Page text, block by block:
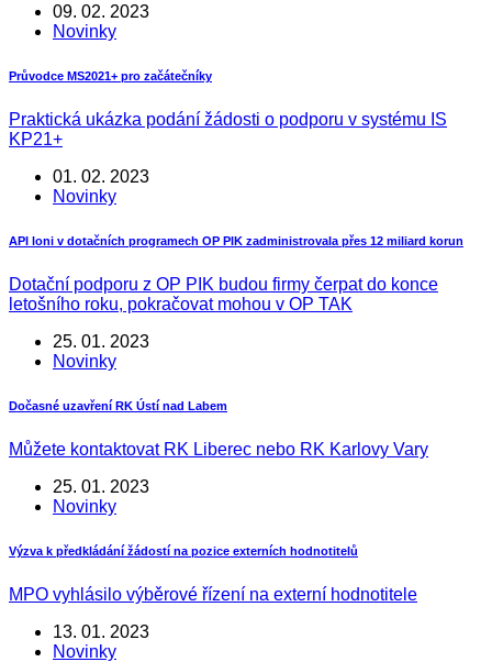
09. 02. 2023
Novinky
Průvodce MS2021+ pro začátečníky
Praktická ukázka podání žádosti o podporu v systému IS
KP21+
01. 02. 2023
Novinky
API loni v dotačních programech OP PIK zadministrovala přes 12 miliard korun
Dotační podporu z OP PIK budou firmy čerpat do konce
letošního roku, pokračovat mohou v OP TAK
25. 01. 2023
Novinky
Dočasné uzavření RK Ústí nad Labem
Můžete kontaktovat RK Liberec nebo RK Karlovy Vary
25. 01. 2023
Novinky
Výzva k předkládání žádostí na pozice externích hodnotitelů
MPO vyhlásilo výběrové řízení na externí hodnotitele
13. 01. 2023
Novinky